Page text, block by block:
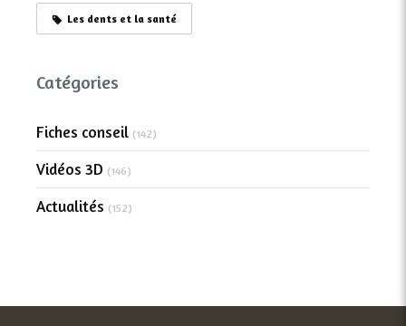
Les dents et la santé
Catégories
Fiches conseil (142)
Vidéos 3D (146)
Actualités (152)